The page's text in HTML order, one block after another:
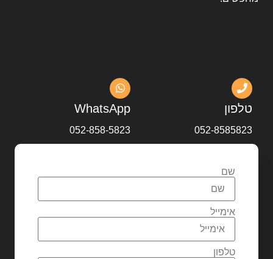
טלפון
052-8585823
WhatsApp
052-858-5823
שם
אימייל
טלפון